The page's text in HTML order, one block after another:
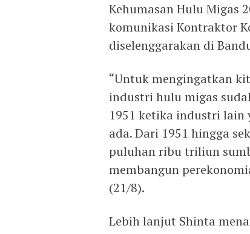
Kehumasan Hulu Migas
komunikasi Kontraktor
diselenggarakan di
“Untuk mengingatkan
industri hulu migas
1951 ketika industri lain
ada. Dari 1951 hingga
puluhan ribu triliun
membangun
(21/8).
Lebih lanjut Shinta